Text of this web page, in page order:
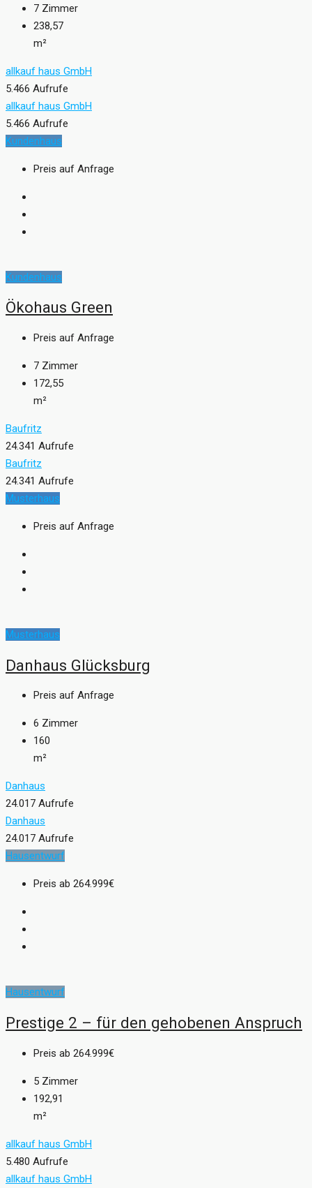
7 Zimmer
238,57
m²
allkauf haus GmbH
5.466 Aufrufe
allkauf haus GmbH
5.466 Aufrufe
Kundenhaus
Preis auf Anfrage
Kundenhaus
Ökohaus Green
Preis auf Anfrage
7 Zimmer
172,55
m²
Baufritz
24.341 Aufrufe
Baufritz
24.341 Aufrufe
Musterhaus
Preis auf Anfrage
Musterhaus
Danhaus Glücksburg
Preis auf Anfrage
6 Zimmer
160
m²
Danhaus
24.017 Aufrufe
Danhaus
24.017 Aufrufe
Hausentwurf
Preis ab 264.999€
Hausentwurf
Prestige 2 – für den gehobenen Anspruch
Preis ab 264.999€
5 Zimmer
192,91
m²
allkauf haus GmbH
5.480 Aufrufe
allkauf haus GmbH